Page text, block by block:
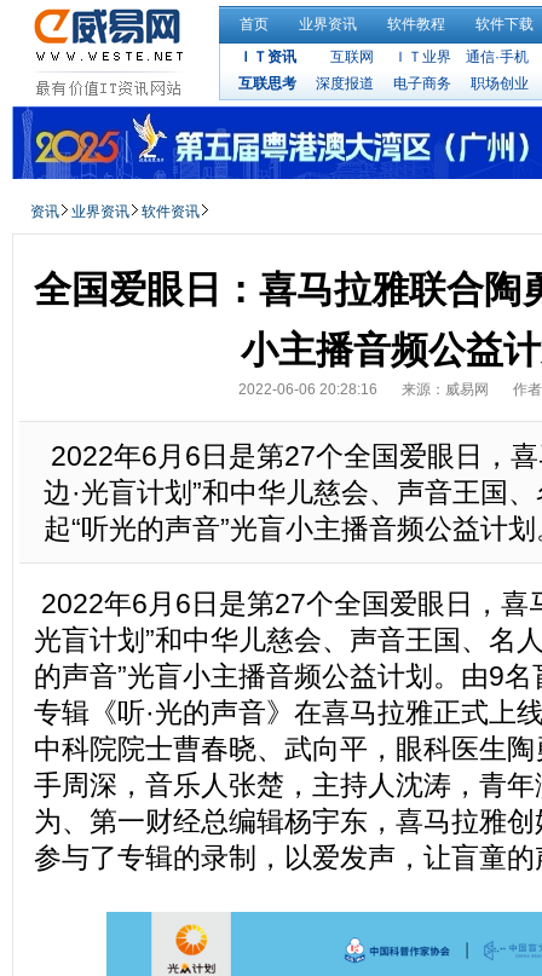
首页 业界资讯 软件教程
软件下载
ＩＴ资讯
互联网 ＩＴ业界
通信·手机
互联思考
深度报道 电子商务 职场创业
资讯 业界资讯 软件资讯
全国爱眼日：喜马拉雅联合陶
小主播音频公益
2022-06-06 20:28:16 来源：威易网 作
2022年6月6日是第27个全国爱眼日，
边·光盲计划”和中华儿慈会、声音王国
起“听光的声音”光盲小主播音频公益计
2022年6月6日是第27个全国爱眼日，喜
光盲计划”和中华儿慈会、声音王国、名
的声音”光盲小主播音频公益计划。由9
专辑《听·光的声音》在喜马拉雅正式上
中科院院士曹春晓、武向平，眼科医生
手周深，音乐人张楚，主持人沈涛，青
为、第一财经总编辑杨宇东，喜马拉雅
参与了专辑的录制，以爱发声，让盲童